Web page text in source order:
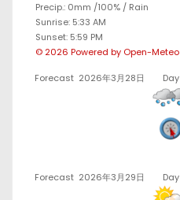
Precip.: 0mm /100% / Rain
Sunrise: 5:33 AM
Sunset: 5:59 PM
© 2026 Powered by Open-Meteo
Forecast 2026年3月28日 Day
Forecast 2026年3月29日 Day